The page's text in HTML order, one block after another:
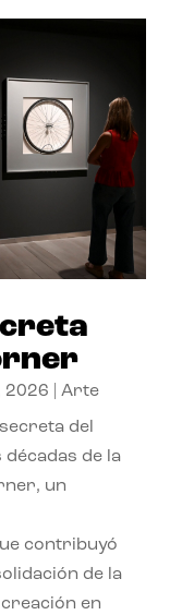
2026 Arte
del
de la
un
contribuyó
de la
en